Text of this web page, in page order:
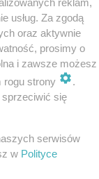
usług. Za zgodą
oraz aktywnie
prosimy o
i zawsze możesz
rogu strony
.
się
serwisów
w Polityce